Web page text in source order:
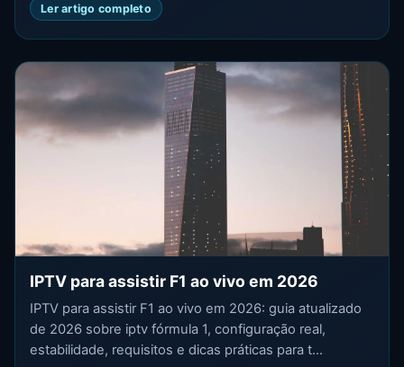
Ler artigo completo
IPTV para assistir F1 ao vivo em 2026
IPTV para assistir F1 ao vivo em 2026: guia atualizado
de 2026 sobre iptv fórmula 1, configuração real,
estabilidade, requisitos e dicas práticas para t...